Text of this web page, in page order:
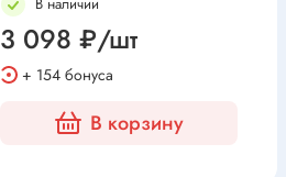
3 098 ₽/шт
+ 154 бонуса
В корзину